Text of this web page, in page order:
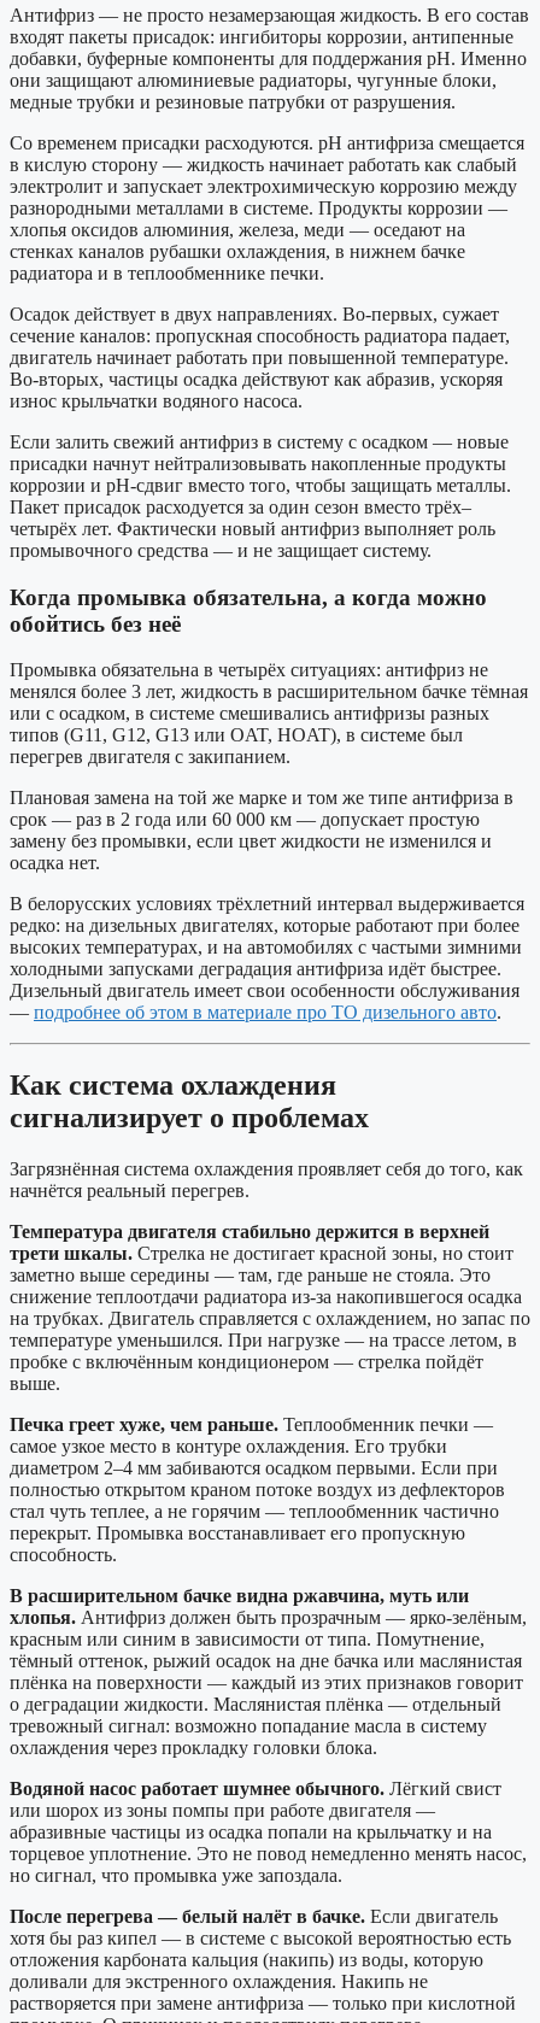
Антифриз — не просто незамерзающая жидкость. В его состав
входят пакеты присадок: ингибиторы коррозии, антипенные
добавки, буферные компоненты для поддержания pH. Именно
они защищают алюминиевые радиаторы, чугунные блоки,
медные трубки и резиновые патрубки от разрушения.
Со временем присадки расходуются. pH антифриза смещается
в кислую сторону — жидкость начинает работать как слабый
электролит и запускает электрохимическую коррозию между
разнородными металлами в системе. Продукты коррозии —
хлопья оксидов алюминия, железа, меди — оседают на
стенках каналов рубашки охлаждения, в нижнем бачке
радиатора и в теплообменнике печки.
Осадок действует в двух направлениях. Во-первых, сужает
сечение каналов: пропускная способность радиатора падает,
двигатель начинает работать при повышенной температуре.
Во-вторых, частицы осадка действуют как абразив, ускоряя
износ крыльчатки водяного насоса.
Если залить свежий антифриз в систему с осадком — новые
присадки начнут нейтрализовывать накопленные продукты
коррозии и pH-сдвиг вместо того, чтобы защищать металлы.
Пакет присадок расходуется за один сезон вместо трёх–
четырёх лет. Фактически новый антифриз выполняет роль
промывочного средства — и не защищает систему.
Когда промывка обязательна, а когда можно
обойтись без неё
Промывка обязательна в четырёх ситуациях: антифриз не
менялся более 3 лет, жидкость в расширительном бачке тёмная
или с осадком, в системе смешивались антифризы разных
типов (G11, G12, G13 или OAT, HOAT), в системе был
перегрев двигателя с закипанием.
Плановая замена на той же марке и том же типе антифриза в
срок — раз в 2 года или 60 000 км — допускает простую
замену без промывки, если цвет жидкости не изменился и
осадка нет.
В белорусских условиях трёхлетний интервал выдерживается
редко: на дизельных двигателях, которые работают при более
высоких температурах, и на автомобилях с частыми зимними
холодными запусками деградация антифриза идёт быстрее.
Дизельный двигатель имеет свои особенности обслуживания
— подробнее об этом в материале про ТО дизельного авто.
Как система охлаждения
сигнализирует о проблемах
Загрязнённая система охлаждения проявляет себя до того, как
начнётся реальный перегрев.
Температура двигателя стабильно держится в верхней
трети шкалы. Стрелка не достигает красной зоны, но стоит
заметно выше середины — там, где раньше не стояла. Это
снижение теплоотдачи радиатора из-за накопившегося осадка
на трубках. Двигатель справляется с охлаждением, но запас по
температуре уменьшился. При нагрузке — на трассе летом, в
пробке с включённым кондиционером — стрелка пойдёт
выше.
Печка греет хуже, чем раньше. Теплообменник печки —
самое узкое место в контуре охлаждения. Его трубки
диаметром 2–4 мм забиваются осадком первыми. Если при
полностью открытом краном потоке воздух из дефлекторов
стал чуть теплее, а не горячим — теплообменник частично
перекрыт. Промывка восстанавливает его пропускную
способность.
В расширительном бачке видна ржавчина, муть или
хлопья. Антифриз должен быть прозрачным — ярко-зелёным,
красным или синим в зависимости от типа. Помутнение,
тёмный оттенок, рыжий осадок на дне бачка или маслянистая
плёнка на поверхности — каждый из этих признаков говорит
о деградации жидкости. Маслянистая плёнка — отдельный
тревожный сигнал: возможно попадание масла в систему
охлаждения через прокладку головки блока.
Водяной насос работает шумнее обычного. Лёгкий свист
или шорох из зоны помпы при работе двигателя —
абразивные частицы из осадка попали на крыльчатку и на
торцевое уплотнение. Это не повод немедленно менять насос,
но сигнал, что промывка уже запоздала.
После перегрева — белый налёт в бачке. Если двигатель
хотя бы раз кипел — в системе с высокой вероятностью есть
отложения карбоната кальция (накипь) из воды, которую
доливали для экстренного охлаждения. Накипь не
растворяется при замене антифриза — только при кислотной